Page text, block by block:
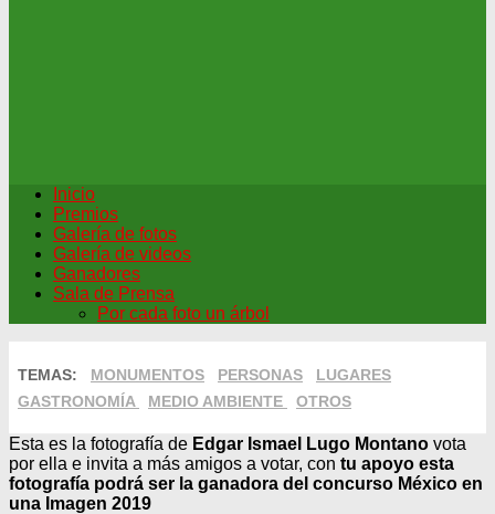
Inicio
Premios
Galería de fotos
Galería de videos
Ganadores
Sala de Prensa
Por cada foto un árbol
TEMAS: MONUMENTOS PERSONAS
LUGARES
GASTRONOMÍA
MEDIO AMBIENTE OTROS
Esta es la fotografía de Edgar Ismael Lugo Montano vota
por ella e invita a más amigos a votar, con tu apoyo esta
fotografía podrá ser la ganadora del concurso México en
una Imagen 2019